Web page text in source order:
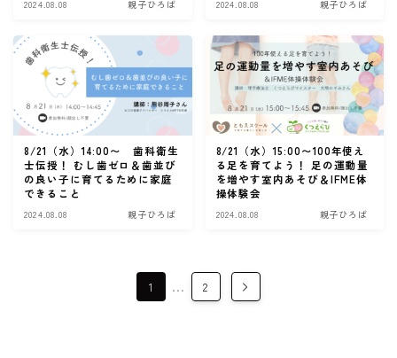
2024.08.08 親子ひろば 2024.08.08 親子ひろば
8/21（水）14:00〜 歯科衛生
士伝授！ むし歯ゼロ＆歯並び
の良い子に育てるために家庭
できること
2024.08.08 親子ひろば
8/21（水）15:00〜100年使え
る足を育てよう！ 足の運動量
を増やす室内あそび＆IFME体
操体験会
2024.08.08 親子ひろば
1 … 2